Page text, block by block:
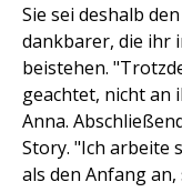
Sie sei deshalb
dankbarer, die ihr
beistehen.
geachtet, nicht an
Anna.
Story. "Ich arbeite
als den Anfang an,